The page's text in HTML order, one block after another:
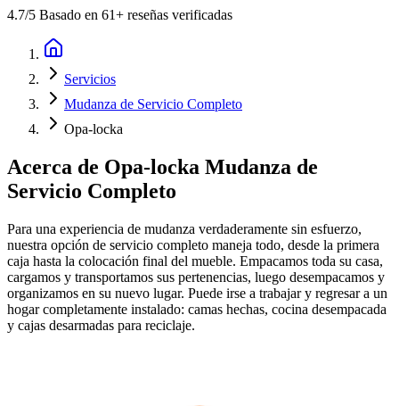
4.7/5 Basado en 61+ reseñas verificadas
Servicios
Mudanza de Servicio Completo
Opa-locka
Acerca de Opa-locka Mudanza de
Servicio Completo
Para una experiencia de mudanza verdaderamente sin esfuerzo,
nuestra opción de servicio completo maneja todo, desde la primera
caja hasta la colocación final del mueble. Empacamos toda su casa,
cargamos y transportamos sus pertenencias, luego desempacamos y
organizamos en su nuevo lugar. Puede irse a trabajar y regresar a un
hogar completamente instalado: camas hechas, cocina desempacada
y cajas desarmadas para reciclaje.